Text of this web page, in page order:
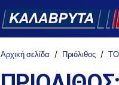
Αρχική σελίδα Πριόλιθος